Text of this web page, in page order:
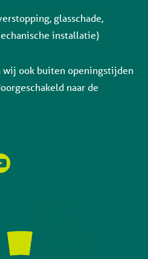
glasschade,
installatie)
wij ook buiten openingstijden
naar de